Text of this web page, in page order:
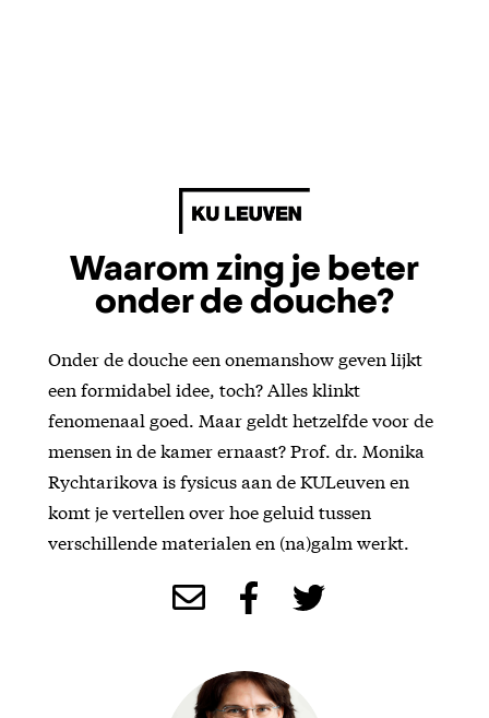
Waarom zing je beter
onder de douche?
Onder de douche een onemanshow geven lijkt
een formidabel idee, toch? Alles klinkt
fenomenaal goed. Maar geldt hetzelfde voor de
mensen in de kamer ernaast? Prof. dr. Monika
Rychtarikova is fysicus aan de KULeuven en
komt je vertellen over hoe geluid tussen
verschillende materialen en (na)galm werkt.